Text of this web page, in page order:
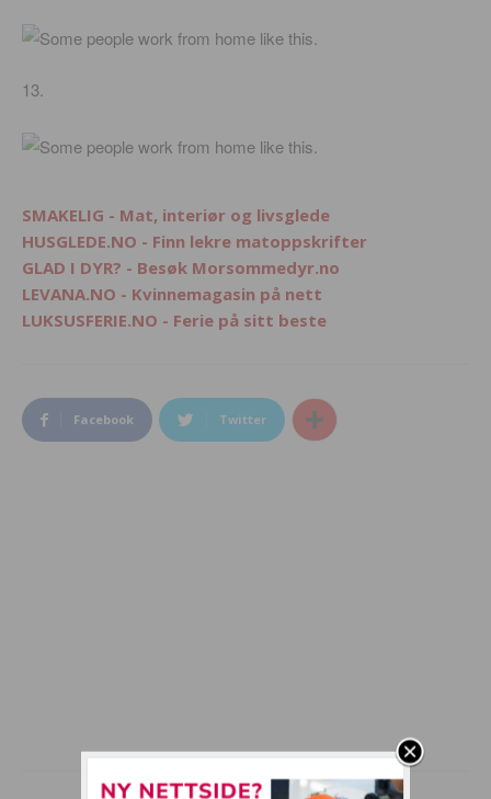
13.
SMAKELIG - Mat, interiør og livsglede
HUSGLEDE.NO - Finn lekre matoppskrifter
GLAD I DYR? - Besøk Morsommedyr.no
LEVANA.NO - Kvinnemagasin på nett
LUKSUSFERIE.NO - Ferie på sitt beste
Facebook Twitter